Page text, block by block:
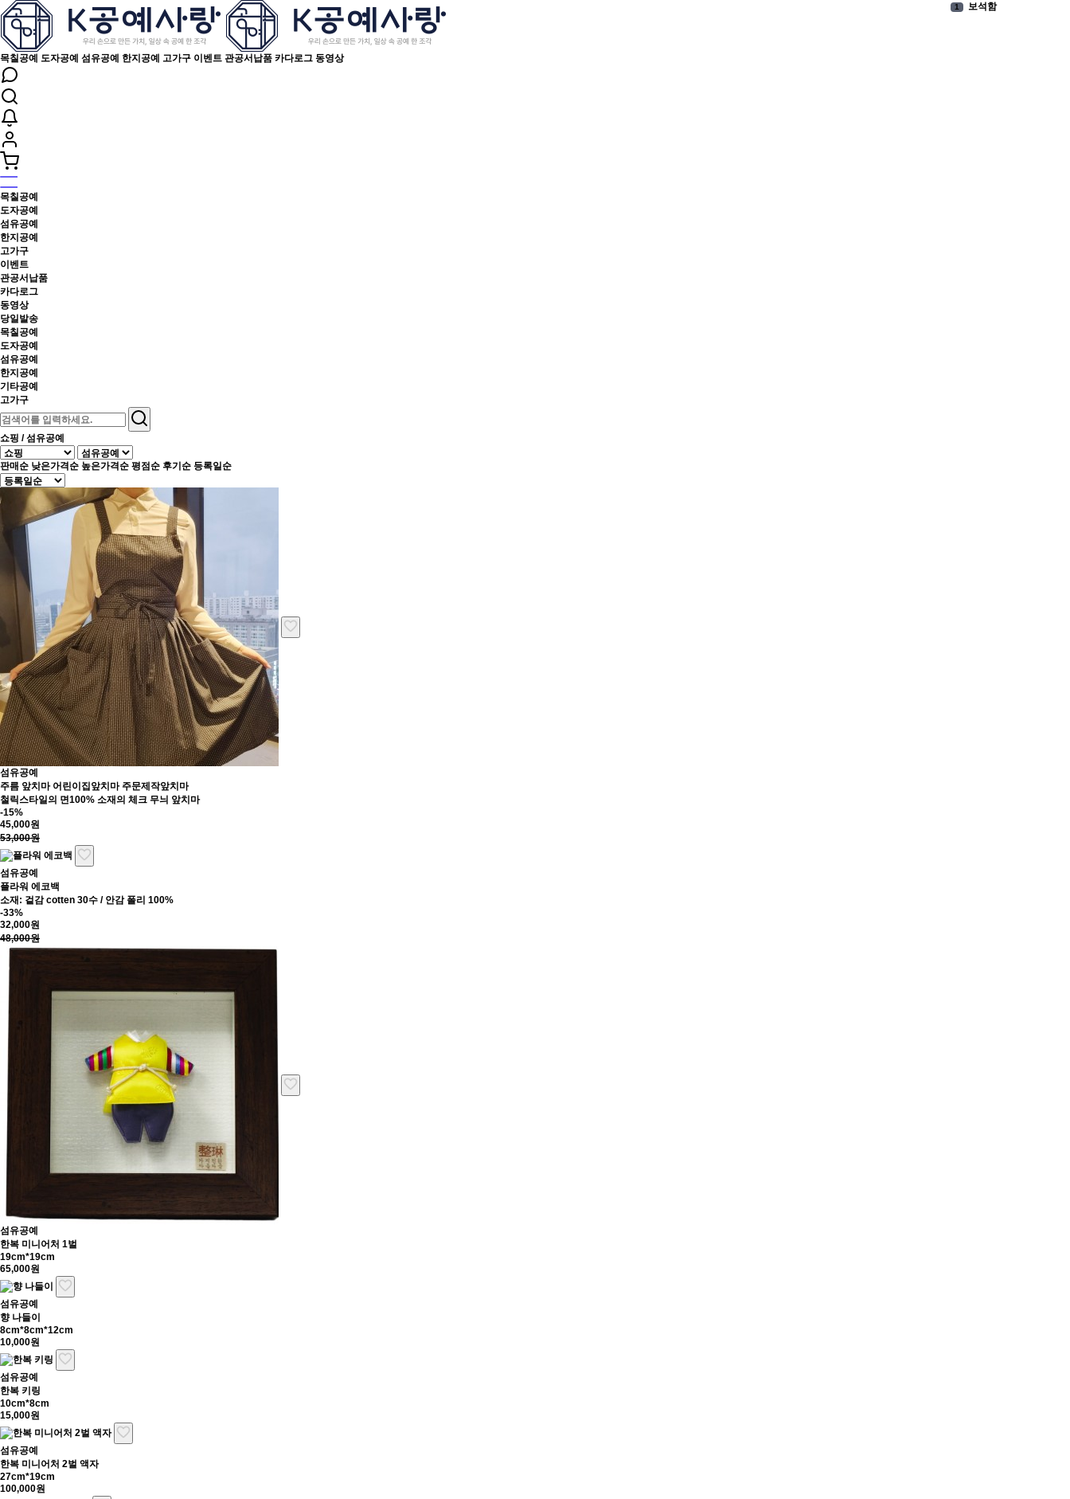
목칠공예 도자공예 섬유공예 한지공예 고가구 이벤트 관공서납품 카다로그 동영상
목칠공예
도자공예
섬유공예
한지공예
고가구
이벤트
관공서납품
카다로그
동영상
당일발송
목칠공예
도자공예
섬유공예
한지공예
기타공예
고가구
1 보석함
쇼핑 / 섬유공예
판매순 낮은가격순 높은가격순 평점순 후기순 등록일순
섬유공예
주름 앞치마 어린이집앞치마 주문제작앞치마
철릭스타일의 면100% 소재의 체크 무늬 앞치마
-15%
45,000원
53,000원
섬유공예
플라워 에코백
소재: 겉감 cotten 30수 / 안감 폴리 100%
-33%
32,000원
48,000원
섬유공예
한복 미니어처 1벌
19cm*19cm
65,000원
섬유공예
향 나들이
8cm*8cm*12cm
10,000원
섬유공예
한복 키링
10cm*8cm
15,000원
섬유공예
한복 미니어처 2벌 액자
27cm*19cm
100,000원